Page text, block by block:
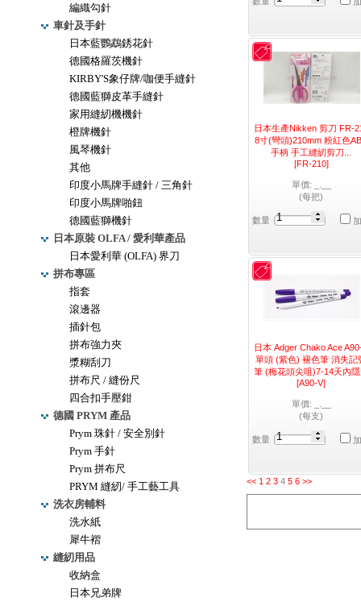
編織勾針
車針及手針
日本藍鸚鵡銹花針
德國格羅茨機針
KIRBY'S象仔牌/咖便手縫針
德國藍獅皮革手縫針
家用縫紉機機針
橙牌機針
風琴機針
其他
印度小馬牌手縫針 / 三角針
印度小馬牌啪鈕
德國藍獅機針
日本原裝 OLFA / 愛利華產品
日本愛利華 (OLFA) 界刀
拼布專區
指套
滾邊器
插針包
拼布強力夾
漿糊刮刀
拼布尺 / 縫份尺
四合扣手壓鉗
德國 PRYM 產品
Prym 珠針 / 安全別針
Prym 手針
Prym 拼布尺
PRYM 縫紉/ 手工藝工具
洗衣房輔料
洗水紙
犀牛褶
縫紉用品
收納盒
日本兄弟牌
日本生產Nikken 剪刀 FR-
8寸(彎頭)210mm 粉紅色
手柄 手工縫紉剪刀...
[FR-210]
單價: _.__
(每把)
數量
日本 Adger Chako Ace
單頭 (紫色) 褪色筆 消失記
筆 (梅花頭尖咀)7-14天內
[A90-V]
單價: _.__
(每支)
數量
<< 1 2 3 4 5 6 >>